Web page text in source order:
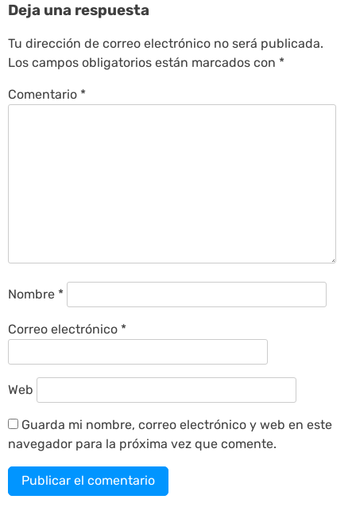
Deja una respuesta
Tu dirección de correo electrónico no será publicada.
Los campos obligatorios están marcados con *
Comentario *
Nombre *
Correo electrónico *
Web
Guarda mi nombre, correo electrónico y web en este
navegador para la próxima vez que comente.